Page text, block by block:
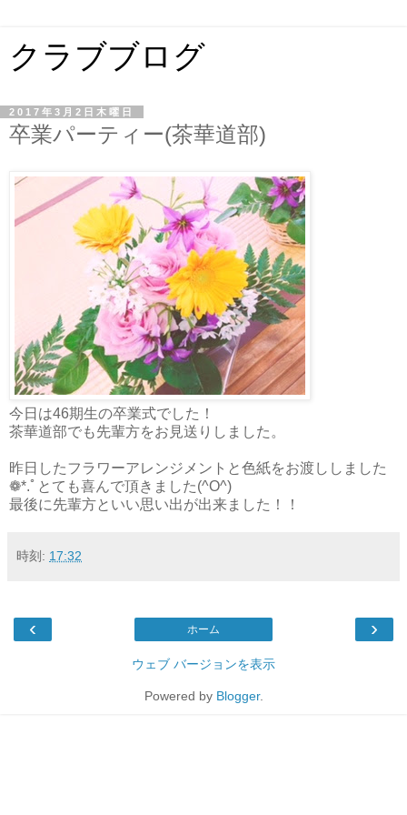
クラブブログ
2017年3月2日木曜日
卒業パーティー(茶華道部)
今日は46期生の卒業式でした！
茶華道部でも先輩方をお見送りしました。
昨日したフラワーアレンジメントと色紙をお渡ししました
❁*.ﾟとても喜んで頂きました(^O^)
最後に先輩方といい思い出が出来ました！！
時刻: 17:32
‹ ›
ホーム
ウェブ バージョンを表示
Powered by Blogger.